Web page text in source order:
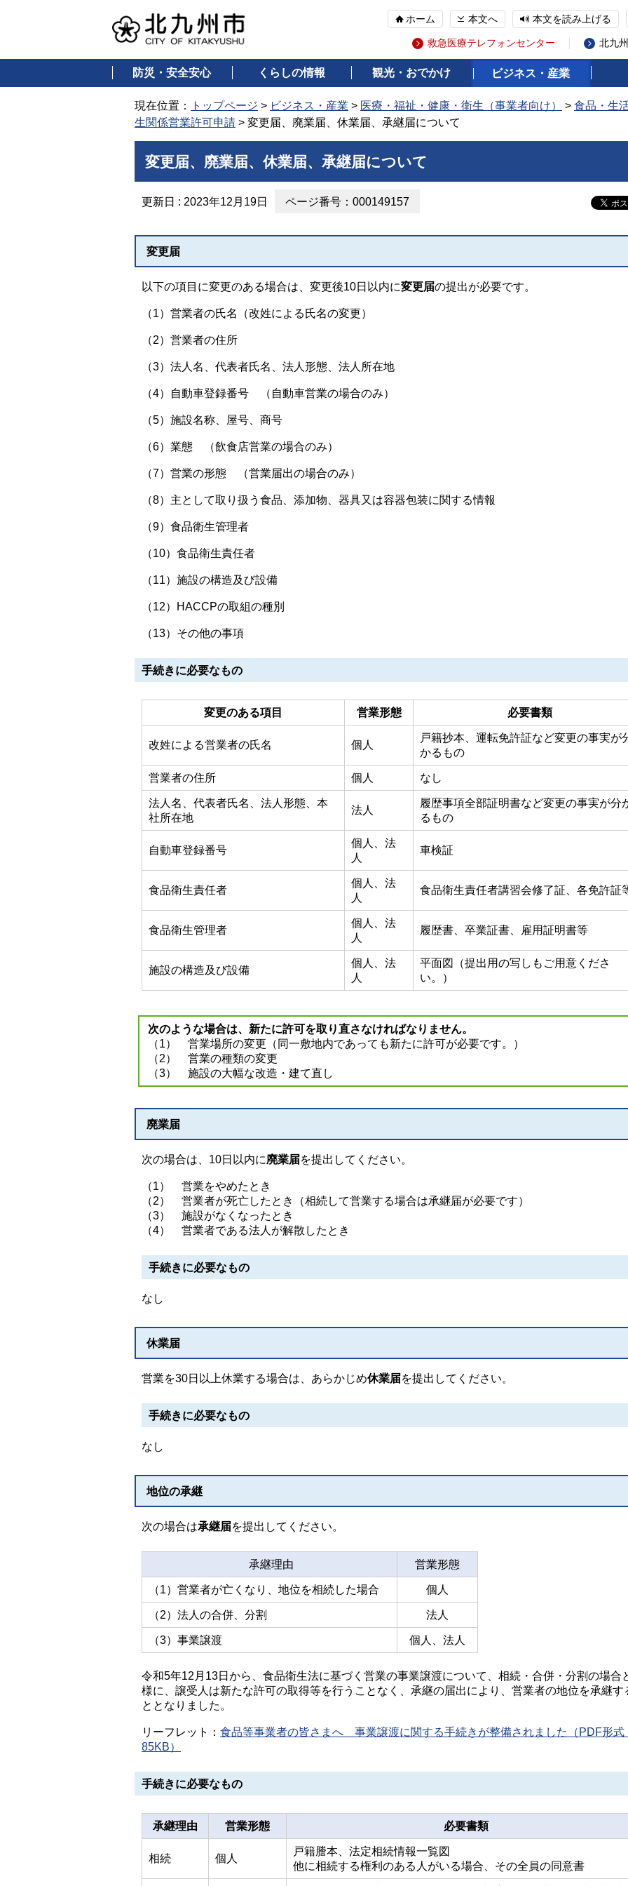
ホーム 本文へ 本文を読み上げる
救急医療テレフォンセンター 北九
防災・安全安心 くらしの情報 観光・おでかけ ビジネス・産業
現在位置： トップページ > ビジネス・産業 > 医療・福祉・健康・衛生（事業者向け） > 食品・生
生関係営業許可申請 > 変更届、廃業届、休業届、承継届について
変更届、廃業届、休業届、承継届について
更新日 : 2023年12月19日 ページ番号：000149157
変更届
以下の項目に変更のある場合は、変更後10日以内に変更届の提出が必要です。
（1）営業者の氏名（改姓による氏名の変更）
（2）営業者の住所
（3）法人名、代表者氏名、法人形態、法人所在地
（4）自動車登録番号 （自動車営業の場合のみ）
（5）施設名称、屋号、商号
（6）業態 （飲食店営業の場合のみ）
（7）営業の形態 （営業届出の場合のみ）
（8）主として取り扱う食品、添加物、器具又は容器包装に関する情報
（9）食品衛生管理者
（10）食品衛生責任者
（11）施設の構造及び設備
（12）HACCPの取組の種別
（13）その他の事項
手続きに必要なもの
変更のある項目 営業形態 必要書類
改姓による営業者の氏名 個人
戸籍抄本、運転免許証など変更の事実が
かるもの
営業者の住所 個人 なし
法人名、代表者氏名、法人形態、本
社所在地
法人
履歴事項全部証明書など変更の事実が分
るもの
自動車登録番号
個人、法
人
車検証
食品衛生責任者
個人、法
人
食品衛生責任者講習会修了証、各免許証
食品衛生管理者
個人、法
人
履歴書、卒業証書、雇用証明書等
施設の構造及び設備
個人、法
人
平面図（提出用の写しもご用意くださ
い。）
次のような場合は、新たに許可を取り直さなければなりません。
（1） 営業場所の変更（同一敷地内であっても新たに許可が必要です。）
（2） 営業の種類の変更
（3） 施設の大幅な改造・建て直し
廃業届
次の場合は、10日以内に廃業届を提出してください。
（1） 営業をやめたとき
（2） 営業者が死亡したとき（相続して営業する場合は承継届が必要です）
（3） 施設がなくなったとき
（4） 営業者である法人が解散したとき
手続きに必要なもの
なし
休業届
営業を30日以上休業する場合は、あらかじめ休業届を提出してください。
手続きに必要なもの
なし
地位の承継
次の場合は承継届を提出してください。
承継理由 営業形態
（1）営業者が亡くなり、地位を相続した場合 個人
（2）法人の合併、分割 法人
（3）事業譲渡 個人、法人
令和5年12月13日から、食品衛生法に基づく営業の事業譲渡について、相続・合併・分割の場合
様に、譲受人は新たな許可の取得等を行うことなく、承継の届出により、営業者の地位を承継す
ととなりました。
リーフレット： 食品等事業者の皆さまへ 事業譲渡に関する手続きが整備されました（PDF形式
85KB）
手続きに必要なもの
承継理由 営業形態 必要書類
相続 個人
戸籍謄本、法定相続情報一覧図
他に相続する権利のある人がいる場合、その全員の同意書